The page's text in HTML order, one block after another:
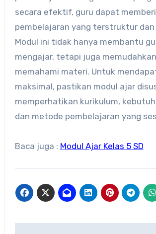
secara efektif, guru dapat
pembelajaran yang terstruktur dan
Modul ini tidak hanya membantu
mengajar, tetapi juga
memahami materi. Untuk
maksimal, pastikan modul ajar
memperhatikan kurikulum,
dan metode pembelajaran yang
Baca juga : Modul Ajar Kelas 5 SD